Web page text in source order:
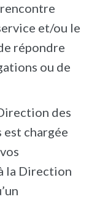
et/ou le
répondre
ou de
des
est chargée
la Direction